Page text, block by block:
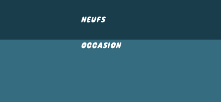
NEUFS
OCCASION